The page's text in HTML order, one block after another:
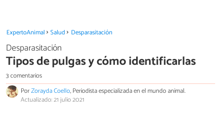
ExpertoAnimal Salud Desparasitación
Desparasitación
Tipos de pulgas y cómo identificarlas
3 comentarios
PorZorayda Coello, Periodista especializada en el mundo animal.
Actualizado: 21 julio 2021